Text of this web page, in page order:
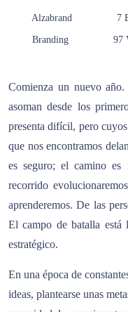
Alzabrand 7
Branding 97
Comienza un nuevo
asoman desde los
presenta difícil, pero
que nos encontramos
es seguro; el camino es
recorrido
aprenderemos. De las
El campo de batalla está
estratégico.
En una época de
ideas, plantearse unas